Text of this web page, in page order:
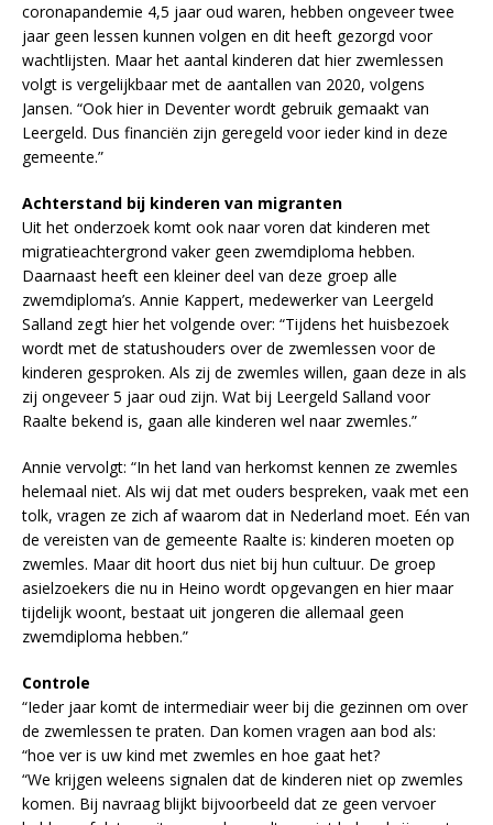
coronapandemie 4,5 jaar oud waren, hebben ongeveer twee
jaar geen lessen kunnen volgen en dit heeft gezorgd voor
wachtlijsten. Maar het aantal kinderen dat hier zwemlessen
volgt is vergelijkbaar met de aantallen van 2020, volgens
Jansen. “Ook hier in Deventer wordt gebruik gemaakt van
Leergeld. Dus financiën zijn geregeld voor ieder kind in deze
gemeente.”
Achterstand bij kinderen van migranten
Uit het onderzoek komt ook naar voren dat kinderen met
migratieachtergrond vaker geen zwemdiploma hebben.
Daarnaast heeft een kleiner deel van deze groep alle
zwemdiploma’s. Annie Kappert, medewerker van Leergeld
Salland zegt hier het volgende over: “Tijdens het huisbezoek
wordt met de statushouders over de zwemlessen voor de
kinderen gesproken. Als zij de zwemles willen, gaan deze in als
zij ongeveer 5 jaar oud zijn. Wat bij Leergeld Salland voor
Raalte bekend is, gaan alle kinderen wel naar zwemles.”
Annie vervolgt: “In het land van herkomst kennen ze zwemles
helemaal niet. Als wij dat met ouders bespreken, vaak met een
tolk, vragen ze zich af waarom dat in Nederland moet. Eén van
de vereisten van de gemeente Raalte is: kinderen moeten op
zwemles. Maar dit hoort dus niet bij hun cultuur. De groep
asielzoekers die nu in Heino wordt opgevangen en hier maar
tijdelijk woont, bestaat uit jongeren die allemaal geen
zwemdiploma hebben.”
Controle
“Ieder jaar komt de intermediair weer bij die gezinnen om over
de zwemlessen te praten. Dan komen vragen aan bod als:
“hoe ver is uw kind met zwemles en hoe gaat het?
“We krijgen weleens signalen dat de kinderen niet op zwemles
komen. Bij navraag blijkt bijvoorbeeld dat ze geen vervoer